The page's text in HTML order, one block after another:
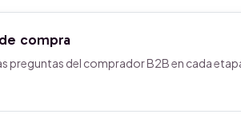
compra
preguntas del comprador B2B en cada